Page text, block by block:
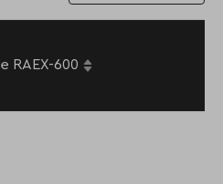
RAEX-600